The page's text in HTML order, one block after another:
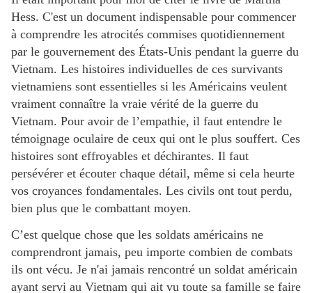
Hess. C'est un document indispensable pour commencer
à comprendre les atrocités commises quotidiennement
par le gouvernement des États-Unis pendant la guerre du
Vietnam. Les histoires individuelles de ces survivants
vietnamiens sont essentielles si les Américains veulent
vraiment connaître la vraie vérité de la guerre du
Vietnam. Pour avoir de l’empathie, il faut entendre le
témoignage oculaire de ceux qui ont le plus souffert. Ces
histoires sont effroyables et déchirantes. Il faut
persévérer et écouter chaque détail, même si cela heurte
vos croyances fondamentales. Les civils ont tout perdu,
bien plus que le combattant moyen.
C’est quelque chose que les soldats américains ne
comprendront jamais, peu importe combien de combats
ils ont vécu. Je n'ai jamais rencontré un soldat américain
ayant servi au Vietnam qui ait vu toute sa famille se faire